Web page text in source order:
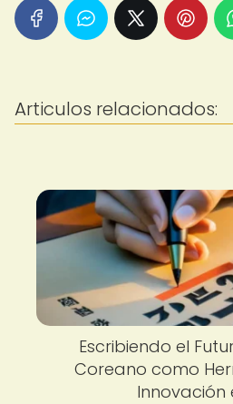
Articulos relacionados:
Escribiendo el
Coreano como
Innovación